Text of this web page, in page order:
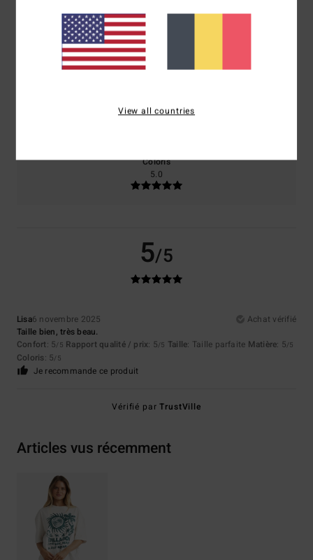
Confort
5.0
Coloris
5.0
5/5
Lisa6 novembre 2025
Achat vérifié
Taille bien, très beau.
Confort: 5/5 Rapport qualité / prix: 5/5 Taille: Taille parfaite Matière: 5/5
Coloris: 5/5
Je recommande ce produit
Vérifié parTrustVille
Articles vus récemment
View all countries